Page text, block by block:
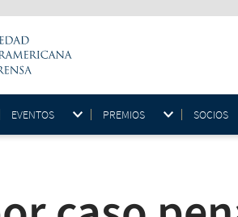
EVENTOS PREMIOS SOCIOS